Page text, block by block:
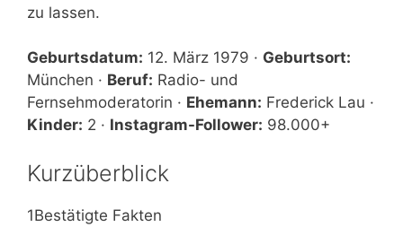
zu lassen.
Geburtsdatum: 12. März 1979 · Geburtsort:
München · Beruf: Radio- und
Fernsehmoderatorin · Ehemann: Frederick Lau ·
Kinder: 2 · Instagram-Follower: 98.000+
Kurzüberblick
1Bestätigte Fakten